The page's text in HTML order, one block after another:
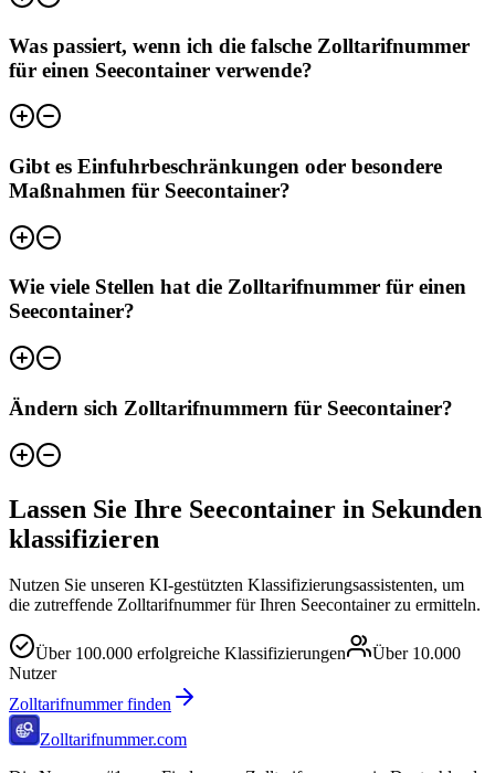
Was passiert, wenn ich die falsche Zolltarifnummer
für einen Seecontainer verwende?
Gibt es Einfuhrbeschränkungen oder besondere
Maßnahmen für Seecontainer?
Wie viele Stellen hat die Zolltarifnummer für einen
Seecontainer?
Ändern sich Zolltarifnummern für Seecontainer?
Lassen Sie Ihre Seecontainer in Sekunden
klassifizieren
Nutzen Sie unseren KI-gestützten Klassifizierungsassistenten, um
die zutreffende Zolltarifnummer für Ihren Seecontainer zu ermitteln.
Über 100.000 erfolgreiche Klassifizierungen Über 10.000
Nutzer
Zolltarifnummer finden
Zolltarifnummer.com